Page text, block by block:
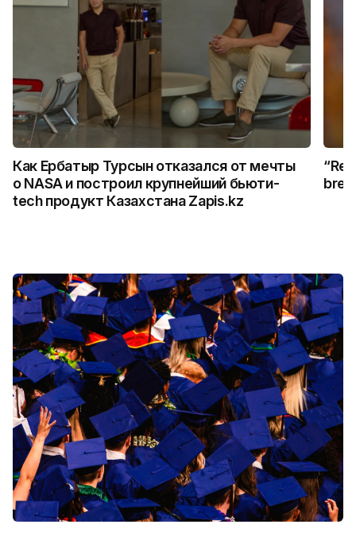
Как Ербатыр Турсын отказался от мечты
о NASA и построил крупнейший бьюти-
tech продукт Казахстана Zapis.kz